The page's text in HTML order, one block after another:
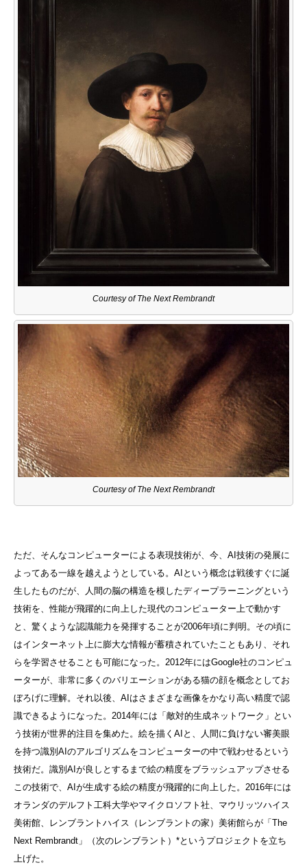
Courtesy of The Next Rembrandt
Courtesy of The Next Rembrandt
ただ、そんなコンピューターによる表現技術が、今、AI技術の発展に
よってある一線を越えようとしている。AIという概念は戦後すぐに誕
生したものだが、人間の脳の構造を模したディープラーニングという
技術を、性能が飛躍的に向上した現代のコンピューター上で動かす
と、驚くような認識能力を発揮することが2006年頃に判明。その頃に
はインターネット上に膨大な情報が蓄積されていたこともあり、それ
らを学習させることも可能になった。2012年にはGoogle社のコンピュ
ーターが、非常に多くのバリエーションがある猫の顔を概念としてお
ぼろげに理解。それ以後、AIはさまざまな画像をかなり高い精度で認
識できるようになった。2014年には「敵対的生成ネットワーク」とい
う技術が世界的注目を集めた。絵を描くAIと、人間に負けない審美眼
を持つ識別AIのアルゴリズムをコンピューターの中で戦わせるという
技術だ。識別AIが良しとするまで絵の精度をブラッシュアップさせる
この技術で、AIが生成する絵の精度が飛躍的に向上した。2016年には
オランダのデルフト工科大学やマイクロソフト社、マウリッツハイス
美術館、レンブラントハイス（レンブラントの家）美術館らが「The
Next Rembrandt」（次のレンブラント）*というプロジェクトを立ち
上げた。